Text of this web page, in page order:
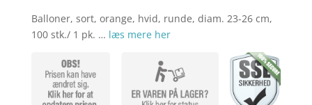
Balloner, sort, orange, hvid, runde, diam. 23-26 cm,
100 stk./ 1 pk. … læs mere her